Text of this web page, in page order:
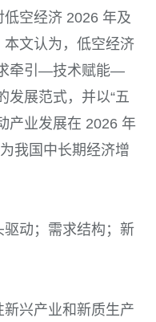
空经济 2026 年及
文认为，低空经济
牵引—技术赋能—
发展范式，并以“五
产业发展在 2026 年
我国中长期经济增
动；需求结构；新
兴产业和新质生产